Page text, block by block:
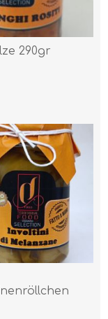
290gr